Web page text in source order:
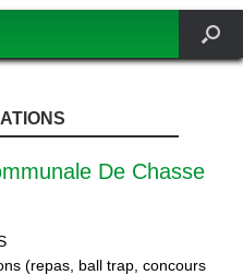
De Chasse
(repas, ball trap, concours